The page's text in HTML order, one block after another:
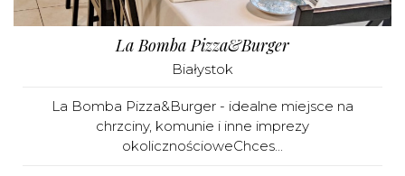
La Bomba Pizza&Burger
Białystok
La Bomba Pizza&Burger - idealne miejsce na
chrzciny, komunie i inne imprezy
okolicznościoweChces...